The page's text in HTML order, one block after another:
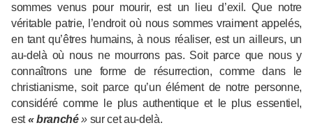
sommes venus pour mourir, est un lieu d’exil. Que notre
véritable patrie, l’endroit où nous sommes vraiment appelés,
en tant qu’êtres humains, à nous réaliser, est un ailleurs, un
au-delà où nous ne mourrons pas. Soit parce que nous y
connaîtrons une forme de résurrection, comme dans le
christianisme, soit parce qu’un élément de notre personne,
considéré comme le plus authentique et le plus essentiel,
est« branché» sur cet au-delà.